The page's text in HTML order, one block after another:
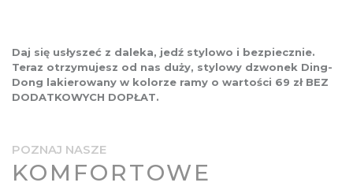
Daj się usłyszeć z daleka, jedź stylowo i bezpiecznie.
Teraz otrzymujesz od nas duży, stylowy dzwonek Ding-
Dong lakierowany w kolorze ramy o wartości 69 zł BEZ
DODATKOWYCH DOPŁAT.
POZNAJ NASZE
KOMFORTOWE